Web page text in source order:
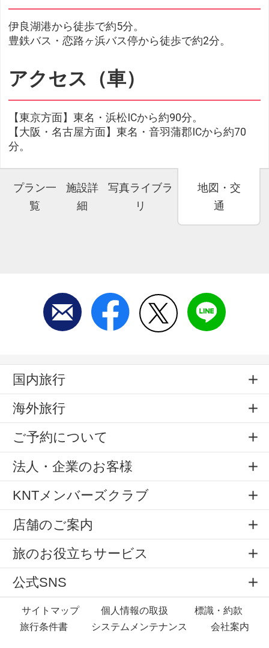
伊良湖港から徒歩で約5分。
豊鉄バス・恋路ヶ浜バス停から徒歩で約2分。
アクセス（車）
【東京方面】東名・浜松ICから約90分。
【大阪・名古屋方面】東名・音羽蒲郡ICから約70
分。
プラン一
覧
施設詳
細
写真ライブラ
リ
地図・交
通
国内旅行
海外旅行
ご予約について
法人・企業のお客様
KNTメンバーズクラブ
店舗のご案内
旅のお役立ちサービス
公式SNS
サイトマップ 個人情報の取扱
標識・約款
旅行条件書
システムメンテナンス 会社案内